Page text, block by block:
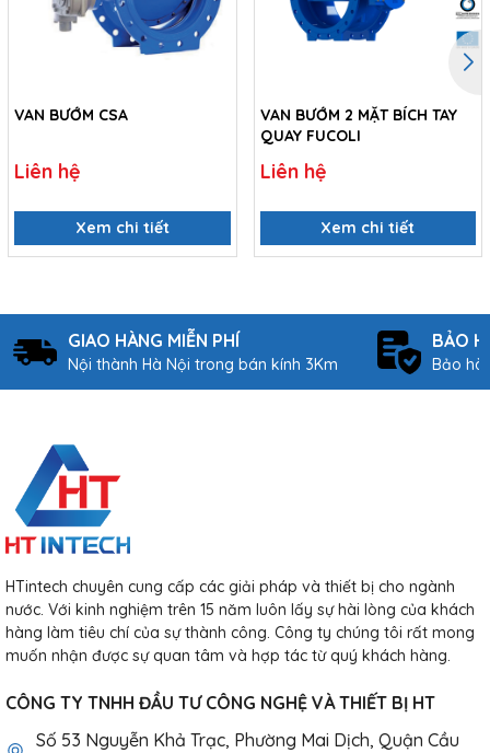
VAN BƯỚM CSA
Liên hệ
Xem chi tiết
VAN BƯỚM 2 MẶT BÍCH TAY
QUAY FUCOLI
Liên hệ
Xem chi tiết
GIAO HÀNG MIỄN PHÍ
Nội thành Hà Nội trong bán kính 3Km
BẢO
Bảo
HTintech chuyên cung cấp các giải pháp và thiết bị cho ngành
nước. Với kinh nghiệm trên 15 năm luôn lấy sự hài lòng của khách
hàng làm tiêu chí của sự thành công. Công ty chúng tôi rất mong
muốn nhận được sự quan tâm và hợp tác từ quý khách hàng.
CÔNG TY TNHH ĐẦU TƯ CÔNG NGHỆ VÀ THIẾT BỊ HT
Số 53 Nguyễn Khả Trạc, Phường Mai Dịch, Quận Cầu